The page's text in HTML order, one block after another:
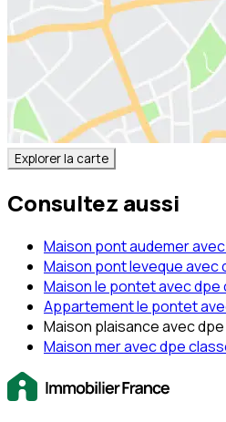
Explorer la carte
Consultez aussi
Maison pont audemer
Maison pont leveque avec
Maison le pontet avec dpe
Appartement le pontet
Maison plaisance avec
Maison mer avec dpe